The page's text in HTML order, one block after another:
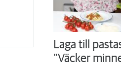
Laga till
”Väcker